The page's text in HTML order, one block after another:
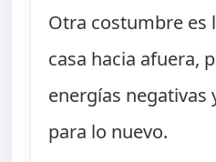
Otra costumbre es
casa hacia afuera,
energías negativas
para lo nuevo.